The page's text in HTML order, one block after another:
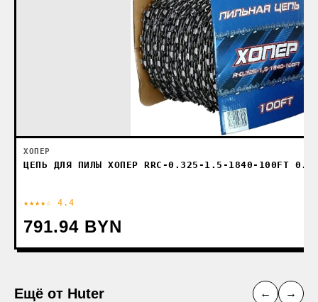
ХОПЕР
ЦЕПЬ ДЛЯ ПИЛЫ ХОПЕР RRС-0.325-1.5-1840-100FT
★★★★☆ 4.4
791.94 BYN
Ещё от Huter ← →